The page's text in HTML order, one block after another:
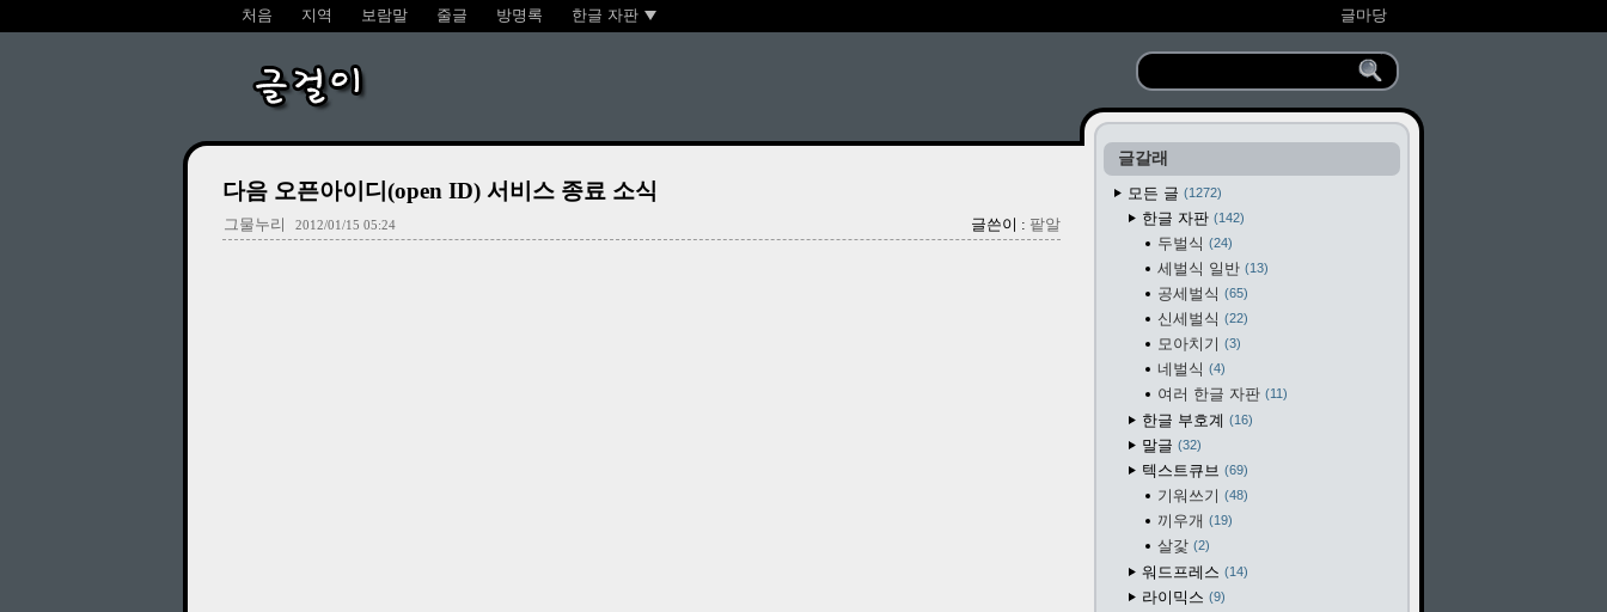
처음 지역 보람말 줄글 방명록 한글 자판 글마당
글걸이
다음 오픈아이디(open ID) 서비스 종료 소식
그물누리 2012/01/15 05:24 글쓴이 : 팥알
글갈래
모든 글
1272
한글 자판 142
두벌식 24
세벌식 일반 13
공세벌식 65
신세벌식 22
모아치기 3
네벌식 4
여러 한글 자판 11
한글 부호계 16
말글 32
텍스트큐브 69
기워쓰기 48
끼우개 19
살갗 2
워드프레스 14
라이믹스 9